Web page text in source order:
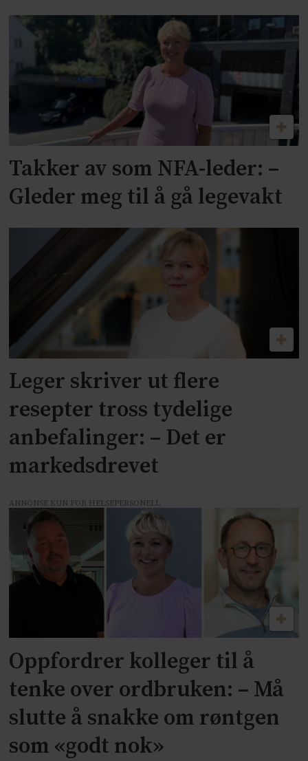
Takker av som NFA-leder: –
Gleder meg til å gå legevakt
Leger skriver ut flere
resepter tross tydelige
anbefalinger: – Det er
markedsdrevet
ANNONSE KUN FOR HELSEPERSONELL
Oppfordrer kolleger til å
tenke over ordbruken: – Må
slutte å snakke om røntgen
som «godt nok»